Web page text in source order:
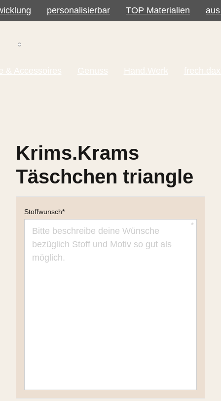
Navigation überspringen
personalisierbar TOP Materialien
Navigation überspringen
& Accessoires Genuss Hand.Werk
Krims.Krams
Täschchen triangle
Pflichtfeld
Stoffwunsch*